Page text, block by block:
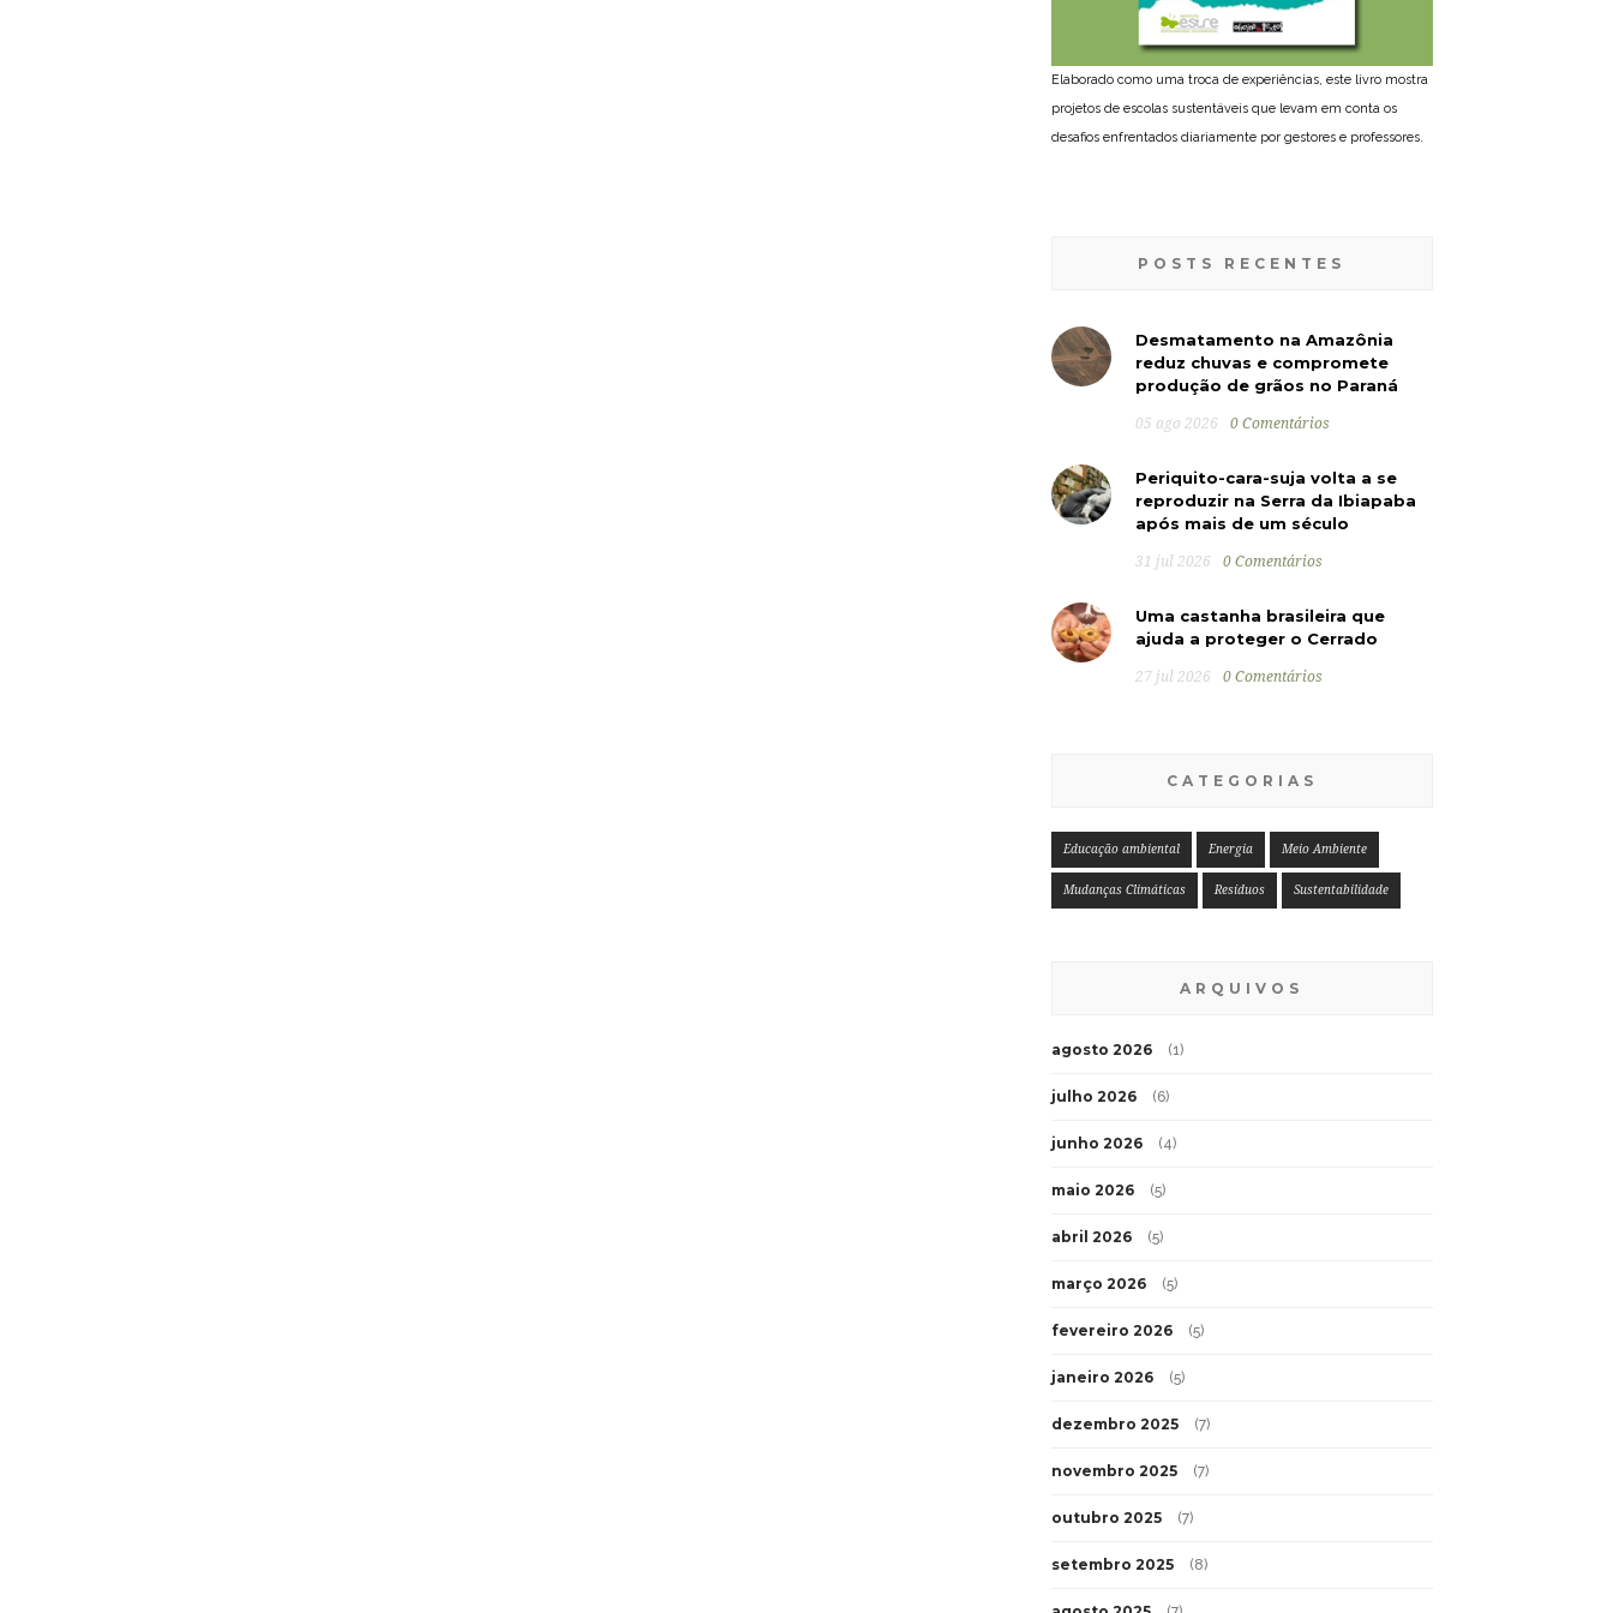
Elaborado como uma troca de experiências, este livro mostra
projetos de escolas sustentáveis que levam em conta os
desafios enfrentados diariamente por gestores e professores.
POSTS RECENTES
Desmatamento na Amazônia
reduz chuvas e compromete
produção de grãos no Paraná
05 ago 2026 0 Comentários
Periquito-cara-suja volta a se
reproduzir na Serra da Ibiapaba
após mais de um século
31 jul 2026 0 Comentários
Uma castanha brasileira que
ajuda a proteger o Cerrado
27 jul 2026 0 Comentários
CATEGORIAS
Educação ambiental Energia Meio Ambiente
Mudanças Climáticas Resíduos Sustentabilidade
ARQUIVOS
agosto 2026 (1)
julho 2026 (6)
junho 2026 (4)
maio 2026 (5)
abril 2026 (5)
março 2026 (5)
fevereiro 2026 (5)
janeiro 2026 (5)
dezembro 2025 (7)
novembro 2025 (7)
outubro 2025 (7)
setembro 2025 (8)